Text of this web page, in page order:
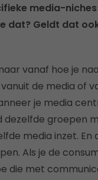
media-
dat? Geldt dat
vanaf hoe je
de media of
je media
dezelfde groepen
media inzet. En
Als je de
die met